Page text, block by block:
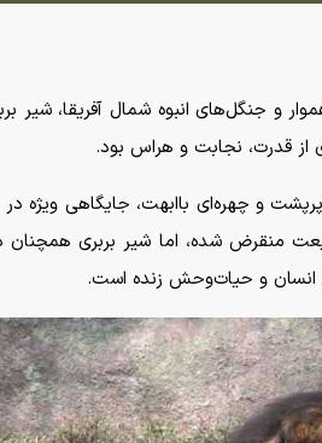
از قدرت، نجابت و هراس بود.
پرپشت و چهره‌ای باابهت، جایگاهی ویژه
منقرض شده، اما شیر بربری همچنان
انسان و حیات‌وحش زنده است.